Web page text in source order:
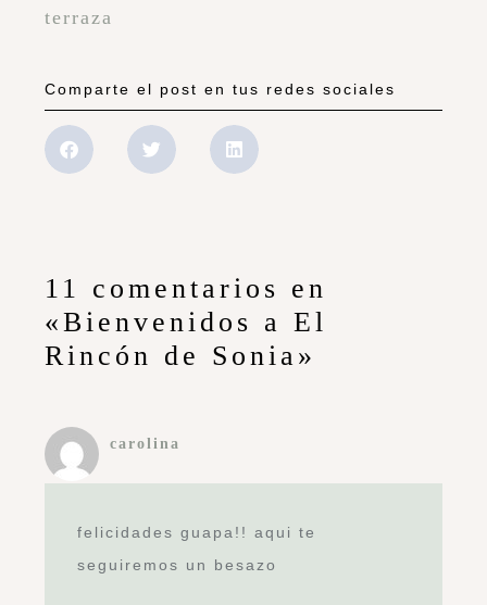
terraza
Comparte el post en tus redes sociales
11 comentarios en
«Bienvenidos a El
Rincón de Sonia»
carolina
felicidades guapa!! aqui te
seguiremos un besazo